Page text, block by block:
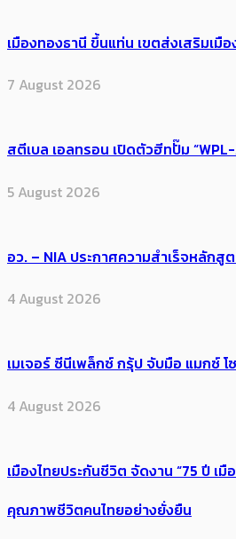
เมืองทองธานี ขึ้นแท่น เขตส่งเสริมเ
7 August 2026
สตีเบล เอลทรอน เปิดตัวฮีทปั๊ม
5 August 2026
อว. – NIA ประกาศความสำเร็จหลัก
4 August 2026
เมเจอร์ ซีนีเพล็กซ์ กรุ้ป จับมือ แมกซ์
4 August 2026
เมืองไทยประกันชีวิต จัดงาน “75 ปี
คุณภาพชีวิตคนไทยอย่างยั่งยืน